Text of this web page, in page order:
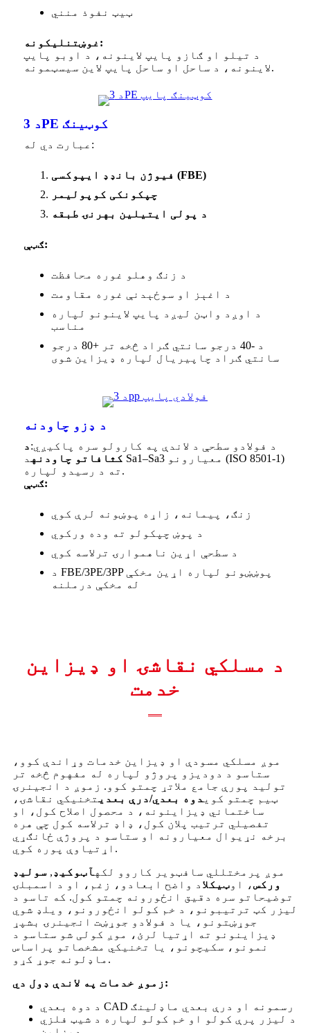
ټیټ نفوذ منني
غوښتنلیکونه:
د تیلو او ګازو پایپ لاینونه، د اوبو پایپ
لاینونه، د ساحل او ساحل پایپ لاین سیسټمونه.
د 3PE کوټینګ
عبارت دي له:
فیوژن بانډډ ایپوکسی (FBE)
چپکونکی کوپولیمر
د پولی ایتیلین بهرنۍ طبقه
ګټې:
د زنګ وهلو غوره محافظت
د اغېز او سوځېدنې غوره مقاومت
د اوږد واټن لیږد پایپ لاینونو لپاره
مناسب
د -40 درجو سانتي ګراد څخه تر +80 درجو
سانتي ګراد چاپیریال لپاره ډیزاین شوی
د ډزو چاودنه
د فولادو سطحې د لاندې په کارولو سره پاکیږي:د
کثافاتو چاودنهد Sa1–Sa3 معیارونو (ISO 8501-1)
ته د رسیدو لپاره.
ګټې:
زنګ، پیمانه، زاړه پوښونه لرې کوي
د پوښ چپکولو ته وده ورکوي
د سطحې اړین ناهموارۍ ترلاسه کوي
د FBE/3PE/3PP پوښښونو لپاره اړین مخکې
له مخکې درملنه
د مسلکي نقاشۍ او ډیزاین
خدمت
موږ مسلکي مسودې او ډیزاین خدمات وړاندې کوو،
ستاسو د دودیزو پروژو لپاره له مفهوم څخه تر
تولید پورې جامع ملاتړ چمتو کوو. زموږ د انجینرۍ
ټیم چمتو کويدوه بعدي/درې بعديتخنیکي نقاشۍ،
ساختماني ډیزاینونه، د محصول اصلاح کول، او
تفصيلي ترتیب پلان کول، ډاډ ترلاسه کول چې هره
برخه نړیوال معیارونه او ستاسو د پروژې ځانګړي
اړتیاوې پوره کوي.
موږ پرمختللي سافټویر کاروو لکهآټوکیډ, سولیډ
ورکس، اوټیکلا د واضح ابعادو، زغم، او د اسمبلۍ
توضیحاتو سره دقیق انځورونه چمتو کول. که تاسو د
لیزر کټ ترتیبونو، د خم کولو انځورونو، ویلډ شوي
جوړښتونو، یا د فولادو جوړښت انجینرۍ بشپړ
ډیزاینونو ته اړتیا لرئ، موږ کولی شو ستاسو د
نمونو، سکیچونو، یا تخنیکي مشخصاتو پراساس
ماډلونه جوړ کړو.
زموږ خدمات په لاندې ډول دي:
د دوه بعدي CAD رسمونه او درې بعدي ماډلینګ
د لیزر پرې کولو او خم کولو لپاره د شیټ فلزي